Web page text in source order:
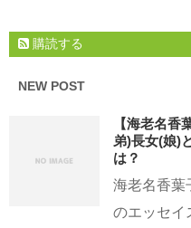
購読する
NEW POST
【海老名香
弟)長女(娘)
は？
海老名香葉
のエッセイ